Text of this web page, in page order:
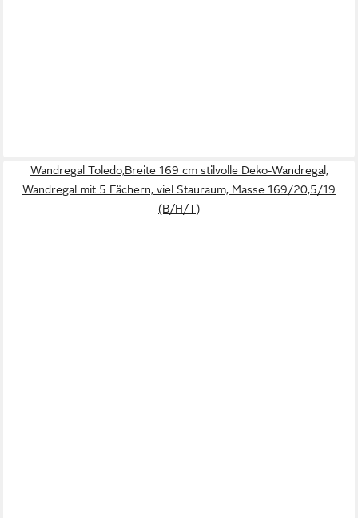
Wandregal Toledo,Breite 169 cm stilvolle Deko-Wandregal,
Wandregal mit 5 Fächern, viel Stauraum, Masse 169/20,5/19
(B/H/T)